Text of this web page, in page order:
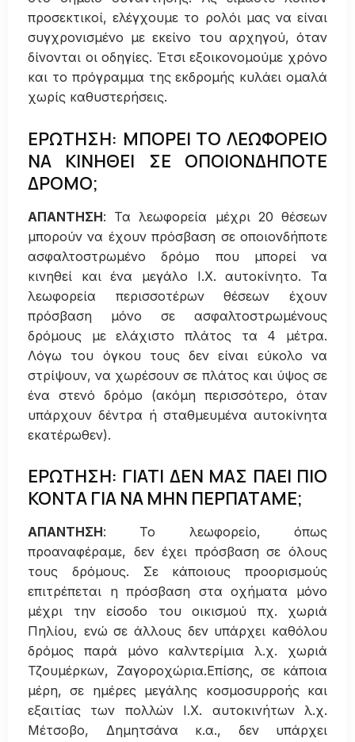
προσεκτικοί, ελέγχουμε το ρολόι μας να είναι
συγχρονισμένο με εκείνο του αρχηγού, όταν
δίνονται οι οδηγίες. Έτσι εξοικονομούμε χρόνο
και το πρόγραμμα της εκδρομής κυλάει ομαλά
χωρίς καθυστερήσεις.
ΕΡΩΤΗΣΗ: ΜΠΟΡΕΙ ΤΟ ΛΕΩΦΟΡΕΙΟ
ΝΑ ΚΙΝΗΘΕΙ ΣΕ ΟΠΟΙΟΝΔΗΠΟΤΕ
ΔΡΟΜΟ;
ΑΠΑΝΤΗΣΗ: Τα λεωφορεία μέχρι 20 θέσεων
μπορούν να έχουν πρόσβαση σε οποιονδήποτε
ασφαλτοστρωμένο δρόμο που μπορεί να
κινηθεί και ένα μεγάλο Ι.Χ. αυτοκίνητο. Τα
λεωφορεία περισσοτέρων θέσεων έχουν
πρόσβαση μόνο σε ασφαλτοστρωμένους
δρόμους με ελάχιστο πλάτος τα 4 μέτρα.
Λόγω του όγκου τους δεν είναι εύκολο να
στρίψουν, να χωρέσουν σε πλάτος και ύψος σε
ένα στενό δρόμο (ακόμη περισσότερο, όταν
υπάρχουν δέντρα ή σταθμευμένα αυτοκίνητα
εκατέρωθεν).
ΕΡΩΤΗΣΗ: ΓΙΑΤΙ ΔΕΝ ΜΑΣ ΠΑΕΙ ΠΙΟ
ΚΟΝΤΑ ΓΙΑ ΝΑ ΜΗΝ ΠΕΡΠΑΤΑΜΕ;
ΑΠΑΝΤΗΣΗ: Το λεωφορείο, όπως
προαναφέραμε, δεν έχει πρόσβαση σε όλους
τους δρόμους. Σε κάποιους προορισμούς
επιτρέπεται η πρόσβαση στα οχήματα μόνο
μέχρι την είσοδο του οικισμού πχ. χωριά
Πηλίου, ενώ σε άλλους δεν υπάρχει καθόλου
δρόμος παρά μόνο καλντερίμια λ.χ. χωριά
Τζουμέρκων, Ζαγοροχώρια.Επίσης, σε κάποια
μέρη, σε ημέρες μεγάλης κοσμοσυρροής και
εξαιτίας των πολλών Ι.Χ. αυτοκινήτων λ.χ.
Μέτσοβο, Δημητσάνα κ.α., δεν υπάρχει